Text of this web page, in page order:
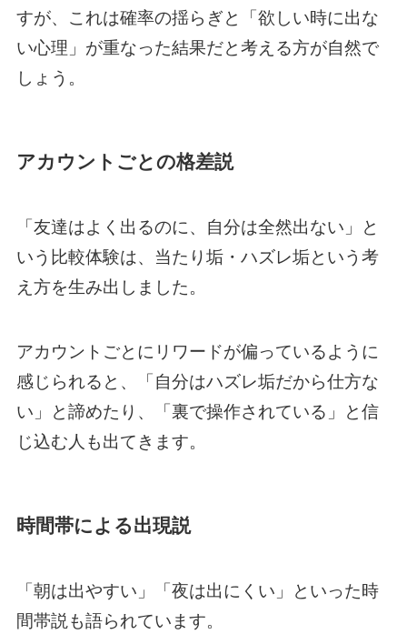
すが、これは確率の揺らぎと「欲しい時に出な
い心理」が重なった結果だと考える方が自然で
しょう。
アカウントごとの格差説
「友達はよく出るのに、自分は全然出ない」と
いう比較体験は、当たり垢・ハズレ垢という考
え方を生み出しました。
アカウントごとにリワードが偏っているように
感じられると、「自分はハズレ垢だから仕方な
い」と諦めたり、「裏で操作されている」と信
じ込む人も出てきます。
時間帯による出現説
「朝は出やすい」「夜は出にくい」といった時
間帯説も語られています。